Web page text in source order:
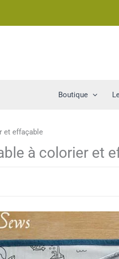
Boutique
à colorier et